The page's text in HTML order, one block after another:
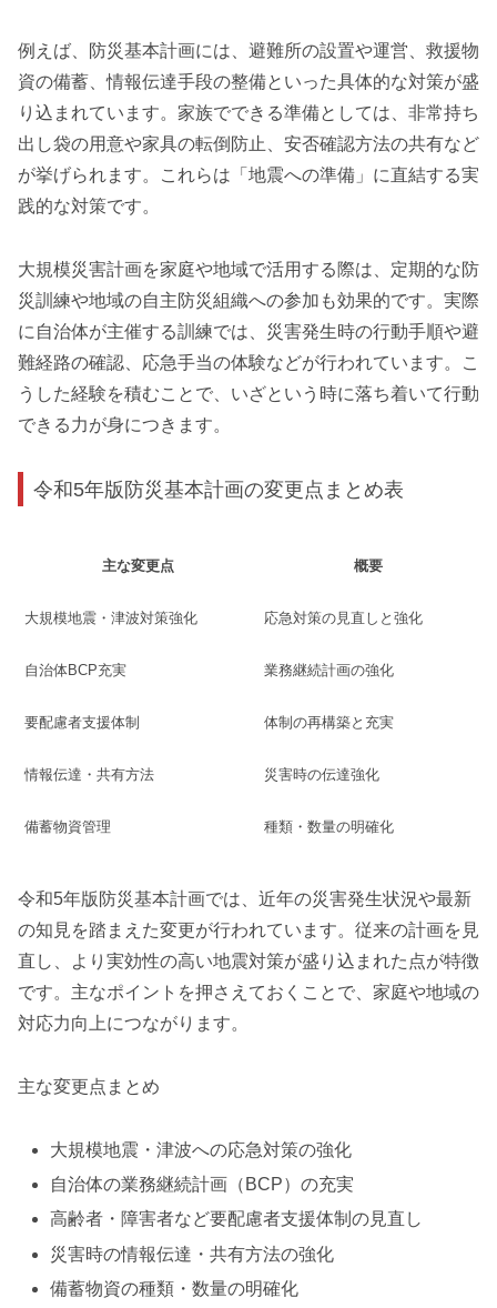
例えば、防災基本計画には、避難所の設置や運営、救援物
資の備蓄、情報伝達手段の整備といった具体的な対策が盛
り込まれています。家族でできる準備としては、非常持ち
出し袋の用意や家具の転倒防止、安否確認方法の共有など
が挙げられます。これらは「地震への準備」に直結する実
践的な対策です。
大規模災害計画を家庭や地域で活用する際は、定期的な防
災訓練や地域の自主防災組織への参加も効果的です。実際
に自治体が主催する訓練では、災害発生時の行動手順や避
難経路の確認、応急手当の体験などが行われています。こ
うした経験を積むことで、いざという時に落ち着いて行動
できる力が身につきます。
令和5年版防災基本計画の変更点まとめ表
主な変更点 概要
大規模地震・津波対策強化 応急対策の見直しと強化
自治体BCP充実 業務継続計画の強化
要配慮者支援体制 体制の再構築と充実
情報伝達・共有方法 災害時の伝達強化
備蓄物資管理 種類・数量の明確化
令和5年版防災基本計画では、近年の災害発生状況や最新
の知見を踏まえた変更が行われています。従来の計画を見
直し、より実効性の高い地震対策が盛り込まれた点が特徴
です。主なポイントを押さえておくことで、家庭や地域の
対応力向上につながります。
主な変更点まとめ
大規模地震・津波への応急対策の強化
自治体の業務継続計画（BCP）の充実
高齢者・障害者など要配慮者支援体制の見直し
災害時の情報伝達・共有方法の強化
備蓄物資の種類・数量の明確化